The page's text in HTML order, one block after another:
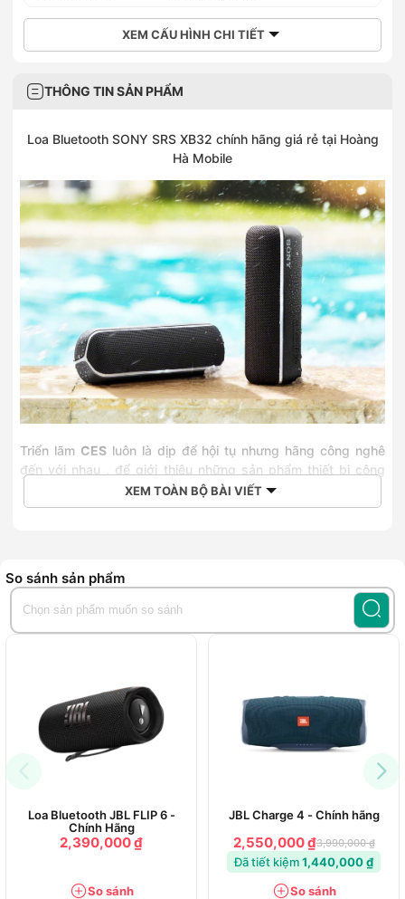
XEM CẤU HÌNH CHI TIẾT
THÔNG TIN SẢN PHẨM
Loa Bluetooth SONY SRS XB32 chính hãng giá rẻ tại Hoàng
Hà Mobile
Triển lãm CESluôn là dịp để hội tụ nhưng hãng công nghê
đến với nhau , để giới thiệu những sản phẩm thiết bị công
nghệ mới của mình đến với người tiêu dùng cùng với nhiều
chuyên gia . Ông lớn Sony không thể vắng mặt tại CES 2019
cấp và đặc biệt là giới thiệu những mẫu loa di động cao cấp
nhất của mình và hãng đã công bố và giới thiệu dòng loa cao
cấp và nổi bật của mình đó là chiếc Loa di động
Sony SRS-
XEM TOÀN BỘ BÀI VIẾT
So sánh sản phẩm
Loa Bluetooth JBL FLIP 6 -
Chính Hãng
2,390,000 ₫
So sánh
JBL Charge 4 - Chính hãng
2,550,000 ₫3,990,000 ₫
Đã tiết kiệm1,440,000 ₫
So sánh